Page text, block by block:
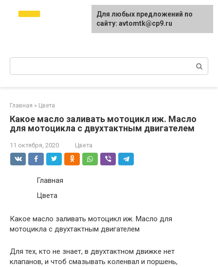
avtomtk.ru Всё для
ремонта и покраски
автомобиля.
Главная » Цвета
Какое масло заливать мотоцикл иж. Масло
для мотоцикла с двухтактным двигателем
11 октября, 2020 Цвета
Главная
Цвета
Какое масло заливать мотоцикл иж. Масло для
мотоцикла с двухтактным двигателем
Для тех, кто не знает, в двухтактном движке нет
клапанов, и чтоб смазывать коленвал и поршень,
Для любых предложений по
сайту: avtomtk@cp9.ru